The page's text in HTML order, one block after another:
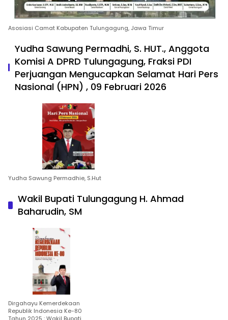
Asosiasi Camat Kabupaten Tulungagung, Jawa Timur
Yudha Sawung Permadhi, S. HUT., Anggota
Komisi A DPRD Tulungagung, Fraksi PDI
Perjuangan Mengucapkan Selamat Hari Pers
Nasional (HPN) , 09 Februari 2026
Yudha Sawung Permadhie, S.Hut
Wakil Bupati Tulungagung H. Ahmad
Baharudin, SM
Dirgahayu Kemerdekaan
Republik Indonesia Ke-80